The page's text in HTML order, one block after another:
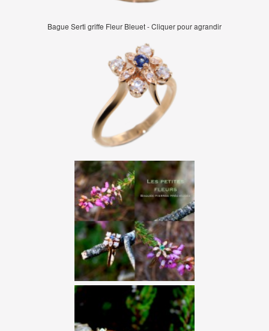
Bague Serti griffe Fleur Bleuet - Cliquer pour agrandir